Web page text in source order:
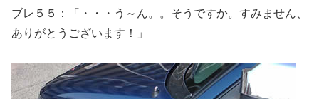
ブレ５５：「・・・う～ん。。そうですか。すみません、
ありがとうございます！」